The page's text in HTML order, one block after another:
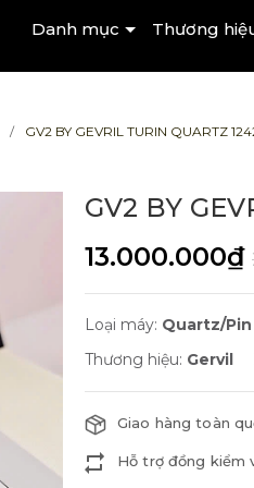
Danh mục Thương
GV2 BY GEVRIL TURIN QUARTZ
GV2 BY
13.000.000₫
Loại máy: Quartz/Pin
Thương hiệu: Gervil
Giao hàng toàn
Hỗ trợ đồng kiểm